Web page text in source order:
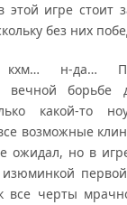
этой игре стоит
без них
н-да…
вечной
какой-то
возможные
ожидал, но в
все черты